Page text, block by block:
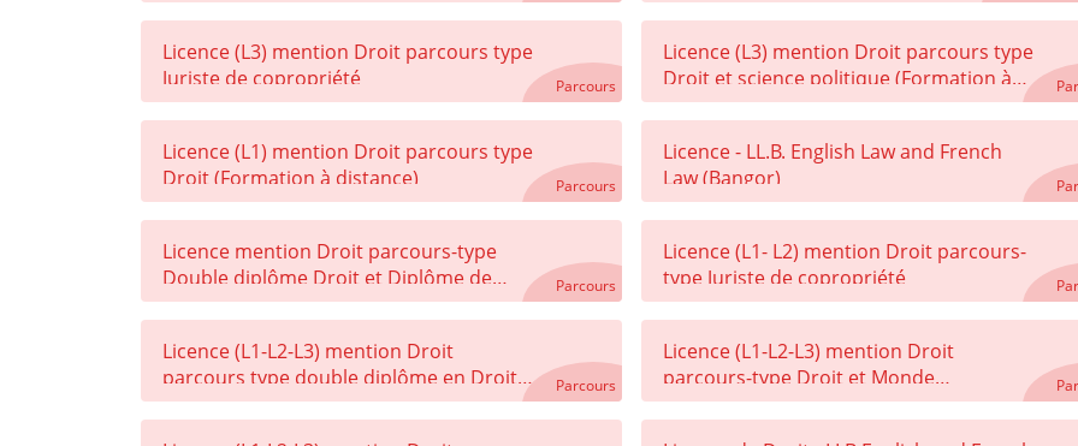
Licence (L3) mention Droit parcours type
Juriste de copropriété
Parcours
Licence (L3) mention Droit parcours type
Droit et science politique (Formation à
distance)
Licence (L1) mention Droit parcours type
Droit (Formation à distance)
Parcours
Licence - LL.B. English Law and French
Law (Bangor)
Licence mention Droit parcours-type
Double diplôme Droit et Diplôme de
Sciences Po Toulouse
Parcours
Licence (L1- L2) mention Droit parcours-
type Juriste de copropriété
Licence (L1-L2-L3) mention Droit
parcours type double diplôme en Droit
et en Gestion
Parcours
Licence (L1-L2-L3) mention Droit
parcours-type Droit et Monde
Hispanique